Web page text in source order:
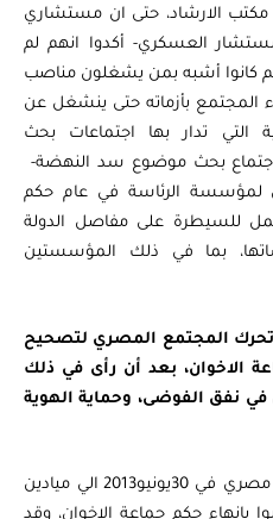
الارشاد، حتى ان مستشاري
العسكري- أكدوا انهم لم
كانوا أشبه بمن يشغلون مناصب
المجتمع بأزماته حتى ينشغل عن
التي تدار بها اجتماعات بحث
بحث موضوع سد النهضة-
الرئاسة في عام حكم
للسيطرة على مفاصل الدولة
بما في ذلك المؤسستين
المجتمع المصري لتصحيح
الاخوان، بعد أن رأى في ذلك
في نفق الفوضى، وحماية الهوية
لهذا نزل أكثر من 30 مليون مصري في 30يونيو2013 الي ميادين
بإنهاء حكم جماعة الاخوان، وقد